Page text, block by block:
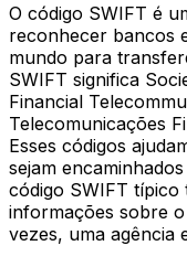
O código SWIFT é
reconhecer bancos
mundo para
SWIFT significa
Financial
Telecomunicações
Esses códigos
sejam
código SWIFT típico
informações sobre
vezes, uma agência